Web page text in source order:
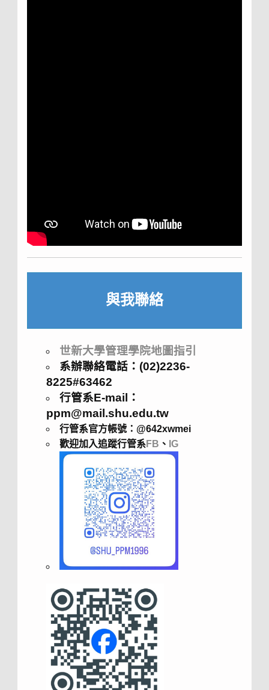
與我聯絡
世新大學管理學院地圖指引
系辦聯絡電話：(02)2236-
8225#63462
行管系E-mail：
ppm@mail.shu.edu.tw
行管系官方帳號：@642xwmei
歡迎加入追蹤行管系FB 、 IG